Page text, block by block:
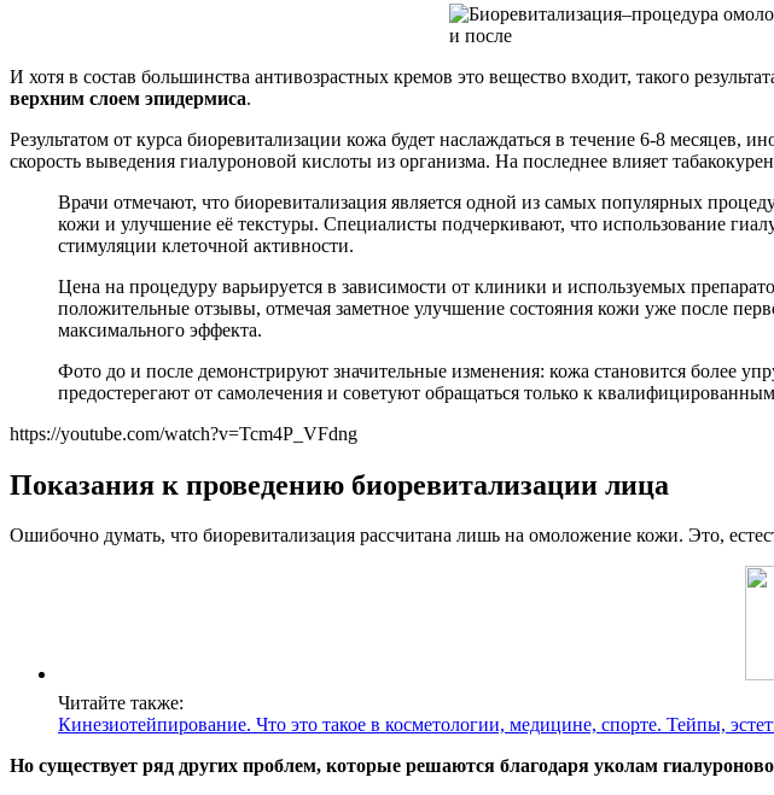
И хотя в состав большинства антивозрастных кремов это вещество входит, такого
верхним слоем эпидермиса.
Результатом от курса биоревитализации кожа будет наслаждаться в течение 6-8
скорость выведения гиалуроновой кислоты из организма. На последнее влияет
Врачи отмечают, что биоревитализация является одной из самых популярных
кожи и улучшение её текстуры. Специалисты подчеркивают, что использование
стимуляции клеточной активности.
Цена на процедуру варьируется в зависимости от клиники и используемых
положительные отзывы, отмечая заметное улучшение состояния кожи уже после
максимального эффекта.
Фото до и после демонстрируют значительные изменения: кожа становится более
предостерегают от самолечения и советуют обращаться только к
https://youtube.com/watch?v=Tcm4P_VFdng
Показания к проведению биоревитализации лица
Ошибочно думать, что биоревитализация рассчитана лишь на омоложение кожи. Это,
Читайте также:
Кинезиотейпирование. Что это такое в косметологии, медицине, спорте. Тейпы,
Но существует ряд других проблем, которые решаются благодаря уколам